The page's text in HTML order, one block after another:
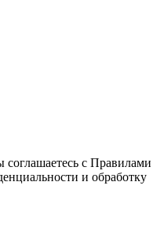
с Правилами
и обработку